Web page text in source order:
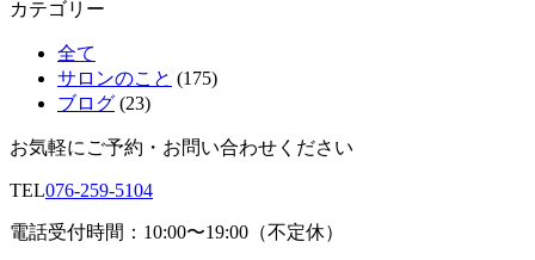
カテゴリー
全て
サロンのこと (175)
ブログ (23)
お気軽にご予約・お問い合わせください
TEL076-259-5104
電話受付時間：10:00〜19:00（不定休）